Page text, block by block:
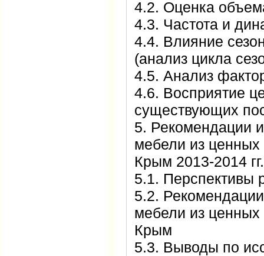
4.2. Оценка
4.3. Частота и
4.4. Влияние
(анализ цикла
4.5. Анализ
4.6. Восприятие
существующих
5. Рекомендации
мебели из ценных
Крым 2013-2014 гг.
5.1. Перспективы
5.2.
мебели из ценных
Крым
5.3. Выводы по